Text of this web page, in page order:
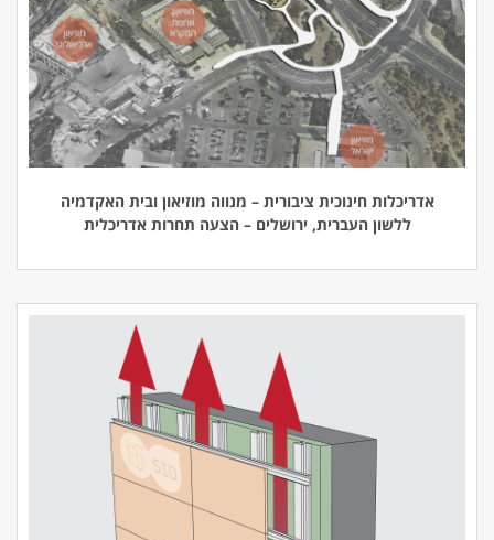
אדריכלות חינוכית ציבורית – מנווה מוזיאון ובית האקדמיה
ללשון העברית, ירושלים – הצעה תחרות אדריכלית